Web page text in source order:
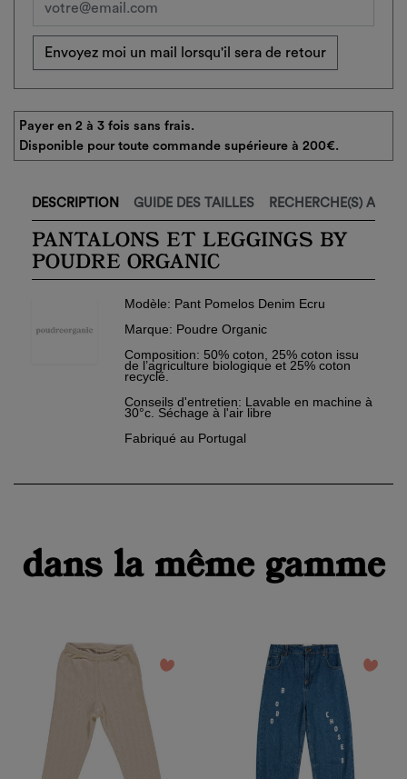
×
add_circle_outline Créer
liste
Créer une liste d'envies ×
Nom de la liste d'envies
Annuler
Connexion ×
votre liste d'envies.
Annuler
Connexion
Envoyez moi un mail lorsqu'il sera de retour
Payer en 2 à 3 fois sans frais.
Disponible pour toute commande supérieure à 200€.
DESCRIPTION GUIDE DES TAILLES RECHERCHE(S)
PANTALONS ET LEGGINGS BY
POUDRE ORGANIC
Modèle: Pant Pomelos Denim Ecru
Marque: Poudre Organic
Composition: 50% coton, 25% coton issu
de l’agriculture biologique et 25% coton
recyclé.
Conseils d'entretien: Lavable en machine à
30°c. Séchage à l'air libre
Fabriqué au Portugal
dans la même gamme
favorite_border favorite_border